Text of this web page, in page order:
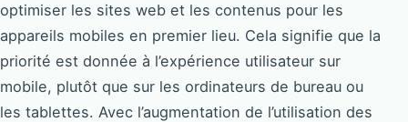
optimiser les sites web et les contenus pour les
appareils mobiles en premier lieu. Cela signifie que la
priorité est donnée à l’expérience utilisateur sur
mobile, plutôt que sur les ordinateurs de bureau ou
les tablettes. Avec l’augmentation de l’utilisation des